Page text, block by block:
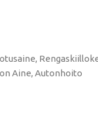
Aine, Autonhoito